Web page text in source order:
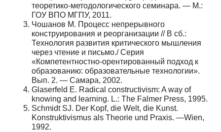
теоретико-методологического семинара. — М.:
ГОУ ВПО МГПУ, 2011.
Чошанов М. Процесс непрерывного
конструиро­вания и реорганизации // В сб.:
Технология развития критического мышления
через чтение и письмо./ Се­рия
«Компетентностно-орентированный подход к
об­разованию: образовательные технологии».
Вып. 2. — Самара, 2002.
Glaserfeld E. Radical constructivism: A way of
knowing and learning. L.: The Falmer Press, 1995.
Schmidt SJ. Der Kopf, die Welt, die Kunst.
Konstruktivismus als Theorie und Praxis. —Wien,
1992.